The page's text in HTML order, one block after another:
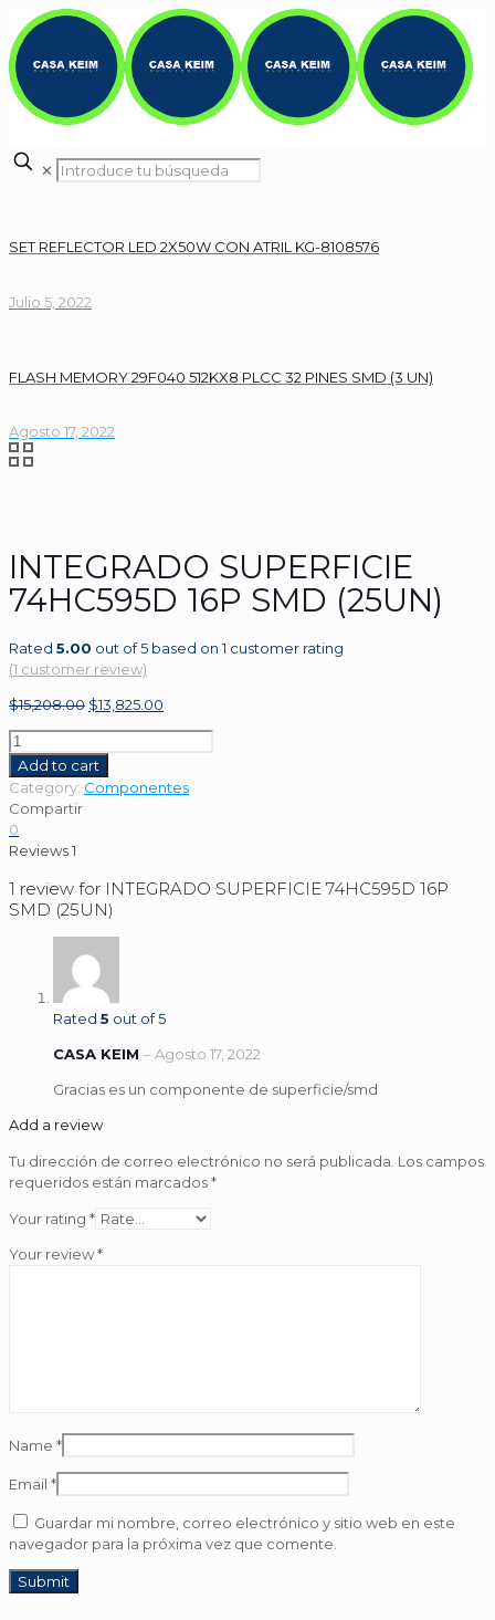
✕
SET REFLECTOR LED 2X50W CON ATRIL KG-8108576
Julio 5, 2022
FLASH MEMORY 29F040 512KX8 PLCC 32 PINES SMD (3 UN)
Agosto 17, 2022
INTEGRADO SUPERFICIE
74HC595D 16P SMD (25UN)
Rated 5.00 out of 5 based on1 customer rating
(1 customer review)
$15,208.00 $13,825.00
INTEGRADO
SUPERFICIE
74HC595D
16P
SMD
(25UN)
Add to cart
Category: Componentes
Compartir
0
Reviews1
1 review for INTEGRADO SUPERFICIE 74HC595D 16P
SMD (25UN)
Rated 5 out of 5
CASA KEIM – Agosto 17, 2022
Gracias es un componente de superficie/smd
Add a review
Tu dirección de correo electrónico no será publicada. Los campos
requeridos están marcados*
Your rating *
Your review*
Name *
Email *
Guardar mi nombre, correo electrónico y sitio web en este
navegador para la próxima vez que comente.